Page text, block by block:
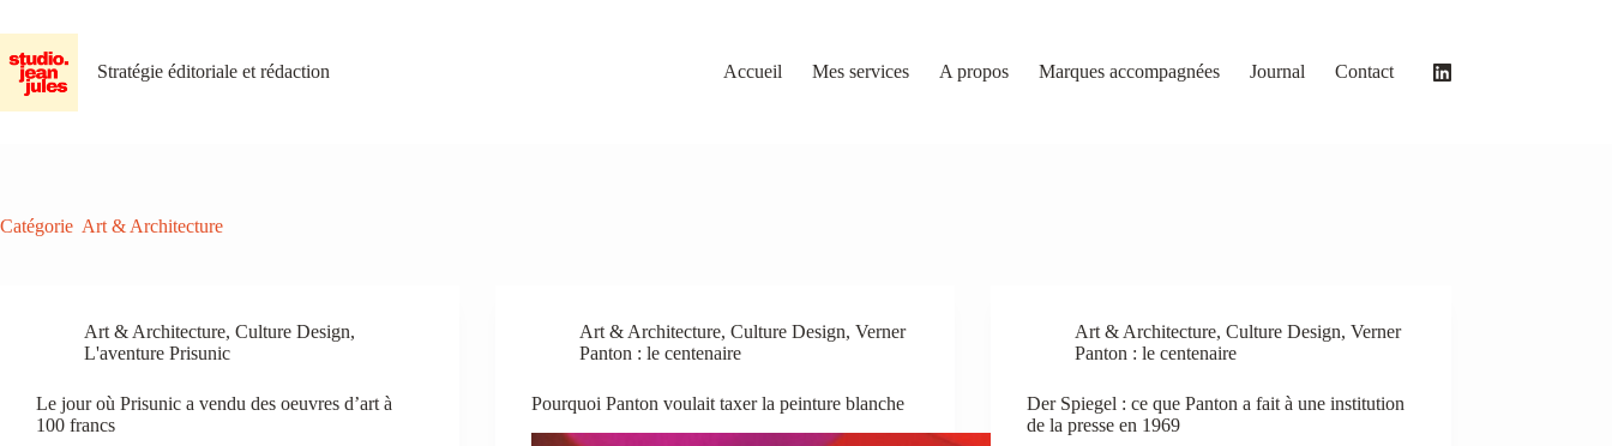
au
contenu
Stratégie éditoriale et rédaction
Accueil Mes services A propos Marques accompagnées Journal Contact
Catégorie Art & Architecture
Art & Architecture, Culture Design,
L'aventure Prisunic
Le jour où Prisunic a vendu des oeuvres d’art à
100 francs
Art & Architecture,Culture Design,Verner
Panton : le centenaire
Pourquoi Panton voulait taxer la peinture blanche
Art & Architecture,Culture Design,Verner
Panton : le centenaire
Der Spiegel : ce que Panton a fait à une institution
de la presse en 1969